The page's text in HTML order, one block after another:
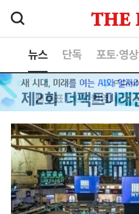
뉴스 단독 포토·영상